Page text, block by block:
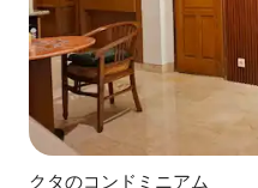
クタのコンドミニアム